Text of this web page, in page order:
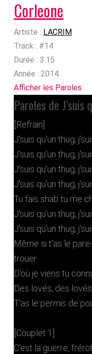
Corleone
Artiste : LACRIM
Track : #14
Durée : 3:15
Année : 2014
Afficher les Paroles
Paroles de J’suis
[Refrain]
J'suis qu'un thug,
J'suis qu'un thug,
J'suis qu'un thug,
J'suis qu'un thug,
Tu fais shab tu me
J'suis qu'un thug,
J'suis qu'un thug,
Même si t'as le
trouer
D'où je viens tu
Des lovés, des
T'as le permis de
[Couplet 1]
C'est la guerre,